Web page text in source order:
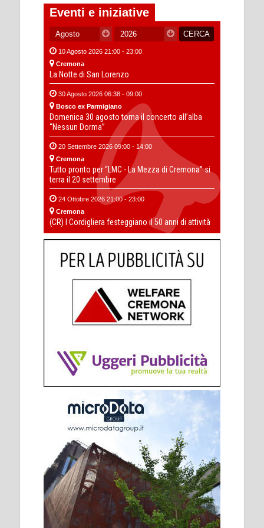
Eventi e iniziative
10 Agosto 2026 21:00 - 23:00
Cremona
La Notte di San Lorenzo
30 Agosto 2026 06:38 - 09:00
Bosco ex Parmigiano
Domenica 30 agosto torna il concerto all’alba
“Nessun Dorma”
20 Settembre 2026 09:00 - 14:00
Cremona
Tutto pronto per “LMC - La Mezza di Cremona” si
terra il 20 settembre
24 Ottobre 2026 21:00 - 23:00
Cremona
(CR) I Cordigliera festeggiano il 50 anni di attività